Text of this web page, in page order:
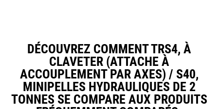
DÉCOUVREZ COMMENT TRS4, À
CLAVETER (ATTACHE À
ACCOUPLEMENT PAR AXES) / S40,
MINIPELLES HYDRAULIQUES DE 2
TONNES SE COMPARE AUX PRODUITS